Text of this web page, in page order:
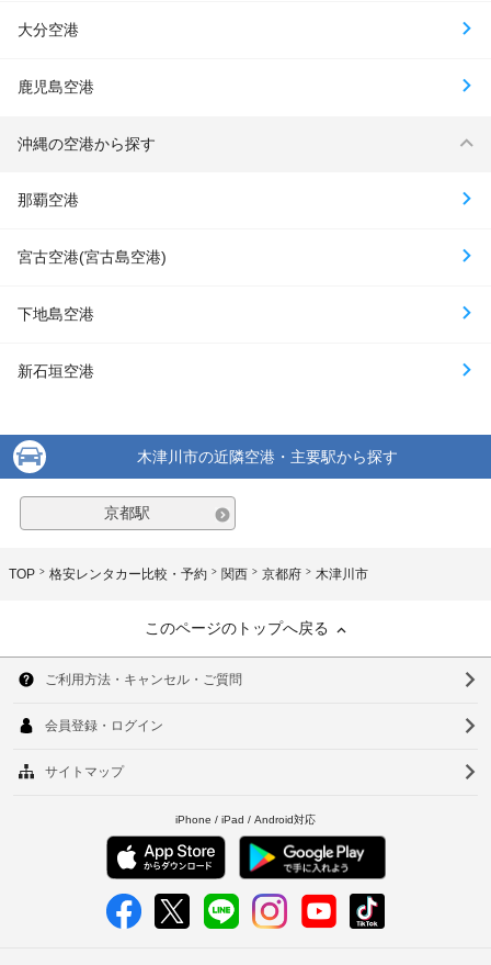
大分空港
鹿児島空港
沖縄の空港から探す
那覇空港
宮古空港(宮古島空港)
下地島空港
新石垣空港
木津川市の近隣空港・主要駅から探す
京都駅
TOP 格安レンタカー比較・予約 関西 京都府 木津川市
このページのトップへ戻る